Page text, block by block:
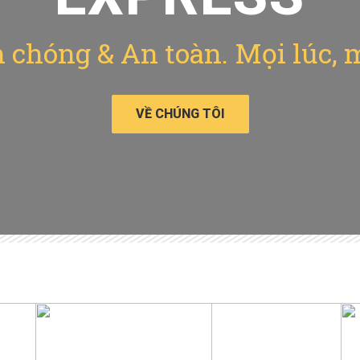
chóng & An toàn. Mọi lúc,
VỀ CHÚNG TÔI